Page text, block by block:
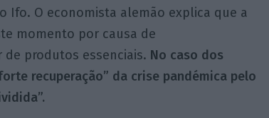
O economista alemão explica que a
momento por causa de
de produtos essenciais. No caso dos
recuperação” da crise pandémica pelo